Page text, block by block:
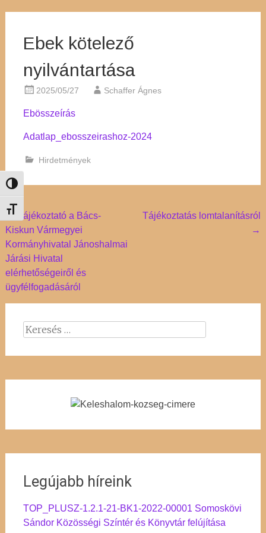
Nagy kontraszt váltása
Betűméret váltása
Ebek kötelező
nyilvántartása
2025/05/27 Schaffer Ágnes
Ebösszeírás
Adatlap_ebosszeirashoz-2024
Hirdetmények
Post
navigation
← Tájékoztató a Bács-
Kiskun Vármegyei
Kormányhivatal Jánoshalmai
Járási Hivatal
elérhetőségeiről és
ügyfélfogadásáról
Tájékoztatás lomtalanításról
→
Keresés:
Legújabb híreink
TOP_PLUSZ-1.2.1-21-BK1-2022-00001 Somoskövi
Sándor Közösségi Színtér és Könyvtár felújítása